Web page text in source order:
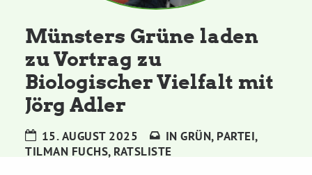
Grünes Zentrum
Personen
Sylvia Rietenberg, MdB
Münsters Grüne laden
zu Vortrag zu
Biologischer Vielfalt mit
Jörg Adler
15. AUGUST 2025 IN GRÜN, PARTEI,
TILMAN FUCHS, RATSLISTE